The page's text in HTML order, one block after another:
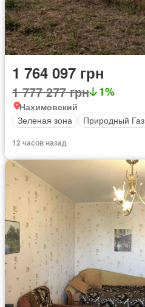
1 764 097 грн
1 777 277 грн 1%
Нахимовский
Зеленая зона
Природный Газ
12 часов назад